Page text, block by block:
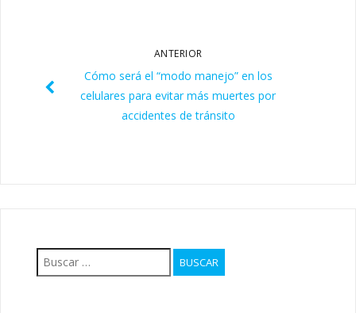
ANTERIOR
Cómo será el “modo manejo” en los
celulares para evitar más muertes por
accidentes de tránsito
Buscar: